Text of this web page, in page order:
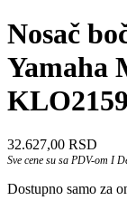
Nosač
Yamaha
32.627,00 RSD
Sve cene su sa PDV-om I
Dostupno samo za